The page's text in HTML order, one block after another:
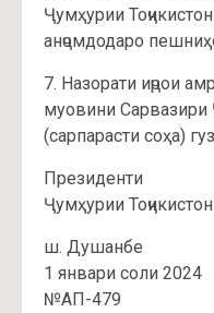
Ҷумҳурии
анҷомдодаро
7. Назорати иҷрои
муовини Сарвазири
(сарпарасти соҳа)
Президенти
Ҷумҳурии
ш. Душанбе
1 январи соли 2024
№АП-479